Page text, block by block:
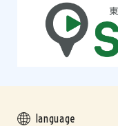
language